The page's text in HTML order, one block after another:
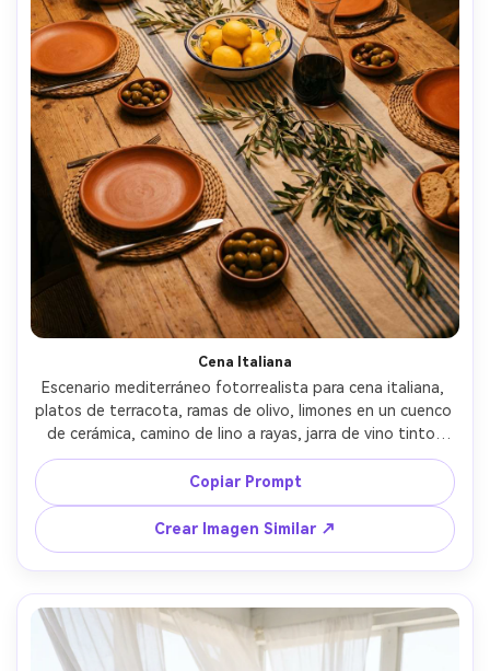
Cena Italiana
Escenario mediterráneo fotorrealista para cena italiana,
platos de terracota, ramas de olivo, limones en un cuenco
de cerámica, camino de lino a rayas, jarra de vino tinto,
luces cálidas tipo guirnalda, color cinematográfico,
tomada con Sony A7IV 50mm f/1.4, ángulo tres cuartos
desde arriba, fotografía editorial de comida e interiores -
-ar 4:5
Copiar Prompt
Crear Imagen Similar ↗